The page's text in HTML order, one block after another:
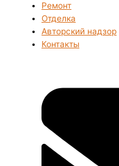
Ремонт
Отделка
Авторский надзор
Контакты